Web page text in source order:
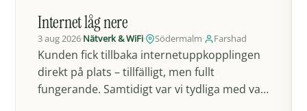
Internet låg nere
3 aug 2026·Nätverk & WiFi· Södermalm· Farshad
Kunden fick tillbaka internetuppkopplingen
direkt på plats – tillfälligt, men fullt
fungerande. Samtidigt var vi tydliga med vad